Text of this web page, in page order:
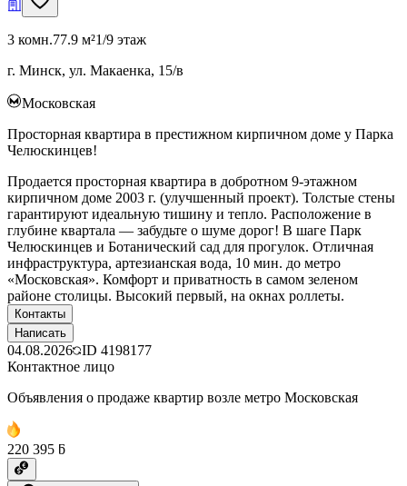
3 комн.77.9 м²1/9 этаж
г. Минск, ул. Макаенка, 15/в
Московская
Просторная квартира в престижном кирпичном доме у Парка
Челюскинцев!
Продается просторная квартира в добротном 9-этажном
кирпичном доме 2003 г. (улучшенный проект). Толстые стены
гарантируют идеальную тишину и тепло. Расположение в
глубине квартала — забудьте о шуме дорог! В шаге Парк
Челюскинцев и Ботанический сад для прогулок. Отличная
инфраструктура, артезианская вода, 10 мин. до метро
«Московская». Комфорт и приватность в самом зеленом
районе столицы. Высокий первый, на окнах роллеты.
Контакты
Написать
04.08.2026 ID 4198177
Контактное лицо
Объявления о продаже квартир возле метро Московская
220 395 ƃ